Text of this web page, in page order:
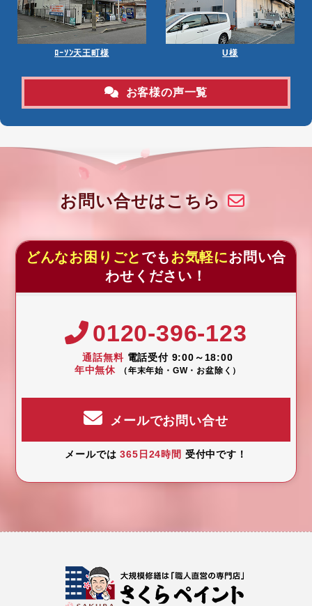
ﾛｰｿﾝ天王町様 U様
お客様の声一覧
お問い合せはこちら
どんなお困りごと でもお気軽にお問い合
わせください！
0120-396-123
通話無料 電話受付 9:00～18:00
年中無休
（年末年始・GW・お盆除く）
メールでお問い合せ
メールでは 365日24時間 受付中です！